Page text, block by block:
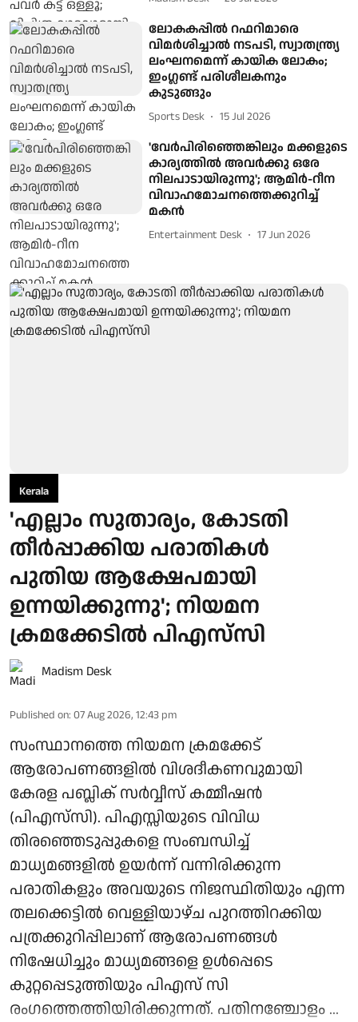
ലോകകപ്പിൽ റഫറിമാരെ
വിമർശിച്ചാൽ നടപടി, സ്വാതന്ത്ര്യ
ലംഘനമെന്ന് കായിക ലോകം;
ഇം​ഗ്ലണ്ട് പരിശീലകനും
കുടുങ്ങും
Sports Desk 15 Jul 2026
'വേർപിരിഞ്ഞെങ്കിലും മക്കളുടെ
കാര്യത്തിൽ അവർക്കു ഒരേ
നിലപാടായിരുന്നു'; ആമിർ-റീന
വിവാഹമോചനത്തെക്കുറിച്ച്
മകൻ
Entertainment Desk 17 Jun 2026
Kerala
'എല്ലാം സുതാര്യം, കോടതി
തീര്‍പ്പാക്കിയ പരാതികള്‍
പുതിയ ആക്ഷേപമായി
ഉന്നയിക്കുന്നു'; നിയമന
ക്രമക്കേടില്‍ പിഎസ്‌സി
Madism Desk
Published on: 07 Aug 2026, 12:43 pm
സംസ്ഥാനത്തെ നിയമന ക്രമക്കേട്
ആരോപണങ്ങളില്‍ വിശദീകണവുമായി
കേരള പബ്ലിക് സര്‍വ്വീസ് കമ്മീഷന്‍
(പിഎസ്‌സി). പിഎസ്സിയുടെ വിവിധ
തിരഞ്ഞെടുപ്പുകളെ സംബന്ധിച്ച്
മാധ്യമങ്ങളില്‍ ഉയര്‍ന്ന് വന്നിരിക്കുന്ന
പരാതികളും അവയുടെ നിജസ്ഥിതിയും എന്ന
തലക്കെട്ടില്‍ വെള്ളിയാഴ്ച പുറത്തിറക്കിയ
പത്രക്കുറിപ്പിലാണ് ആരോപണങ്ങള്‍
നിഷേധിച്ചും മാധ്യമങ്ങളെ ഉള്‍പ്പെടെ
കുറ്റപ്പെടുത്തിയും പിഎസ് സി
രംഗത്തെത്തിയിരിക്കുന്നത്. പതിനഞ്ചോളം ...